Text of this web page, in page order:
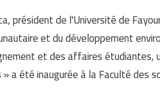
président de l'Université de
et du développement
et des affaires étudiantes,
a été inaugurée à la Faculté des